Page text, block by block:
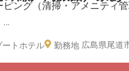
ピング（清掃・アメニティ
ートホテル 勤務地 広島県尾道